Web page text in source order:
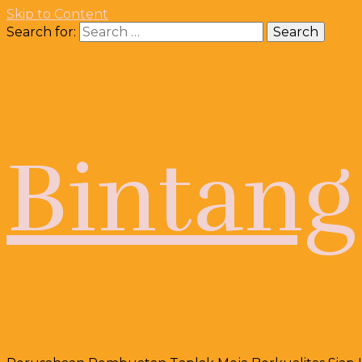
Skip to Content
Search for:
Bintang